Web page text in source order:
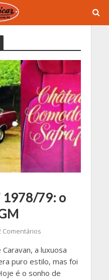
1978/79: o
Comentários
a luxuosa
puro estilo, mas foi
é o sonho de